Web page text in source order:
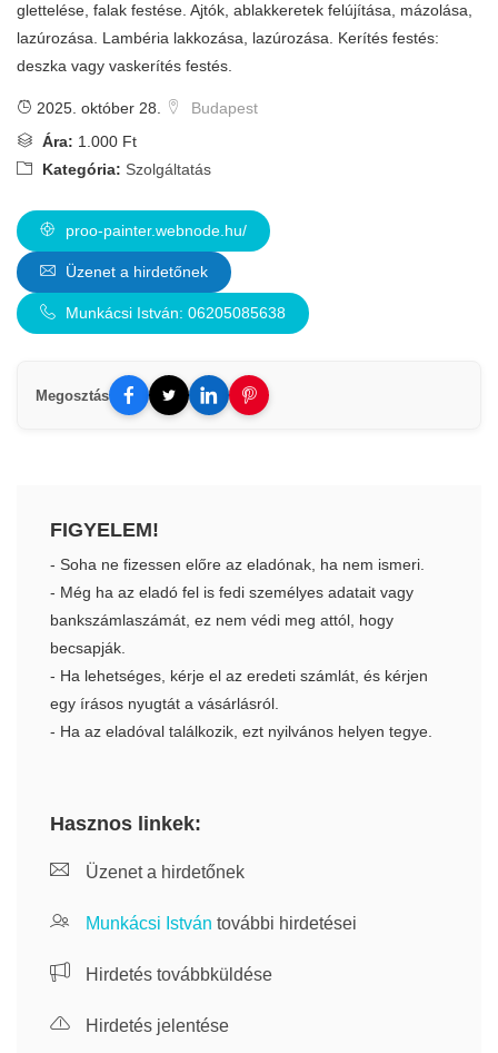
glettelése, falak festése. Ajtók, ablakkeretek felújítása, mázolása,
lazúrozása. Lambéria lakkozása, lazúrozása. Kerítés festés:
deszka vagy vaskerítés festés.
2025. október 28.
Budapest
Ára: 1.000 Ft
Kategória: Szolgáltatás
proo-painter.webnode.hu/
Üzenet a hirdetőnek
Munkácsi István: 06205085638
Megosztás
FIGYELEM!
- Soha ne fizessen előre az eladónak, ha nem ismeri.
- Még ha az eladó fel is fedi személyes adatait vagy
bankszámlaszámát, ez nem védi meg attól, hogy
becsapják.
- Ha lehetséges, kérje el az eredeti számlát, és kérjen
egy írásos nyugtát a vásárlásról.
- Ha az eladóval találkozik, ezt nyilvános helyen tegye.
Hasznos linkek:
Üzenet a hirdetőnek
Munkácsi István további hirdetései
Hirdetés továbbküldése
Hirdetés jelentése